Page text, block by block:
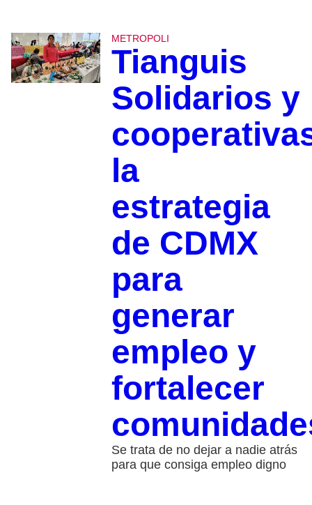
METROPOLI
Tianguis
Solidarios y
la
estrategia
de CDMX
para
generar
empleo y
fortalecer
Se trata de no dejar a nadie atrás
para que consiga empleo digno